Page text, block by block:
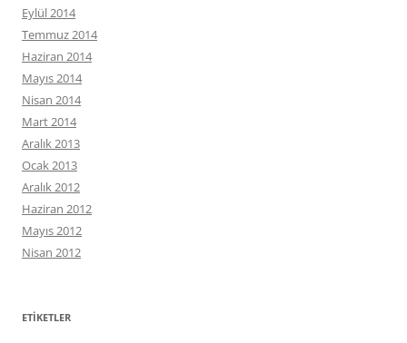
Eylül 2014
Temmuz 2014
Haziran 2014
Mayıs 2014
Nisan 2014
Mart 2014
Aralık 2013
Ocak 2013
Aralık 2012
Haziran 2012
Mayıs 2012
Nisan 2012
ETIKETLER